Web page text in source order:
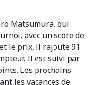
Matsumura, qui
avec un score de
le prix, il rajoute 91
Il est suivi par
Les prochains
les vacances de